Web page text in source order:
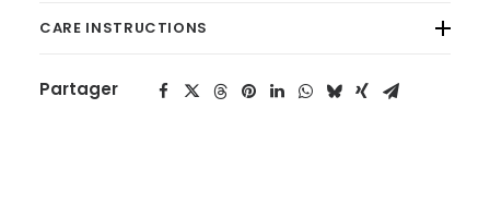
CARE INSTRUCTIONS
Partager